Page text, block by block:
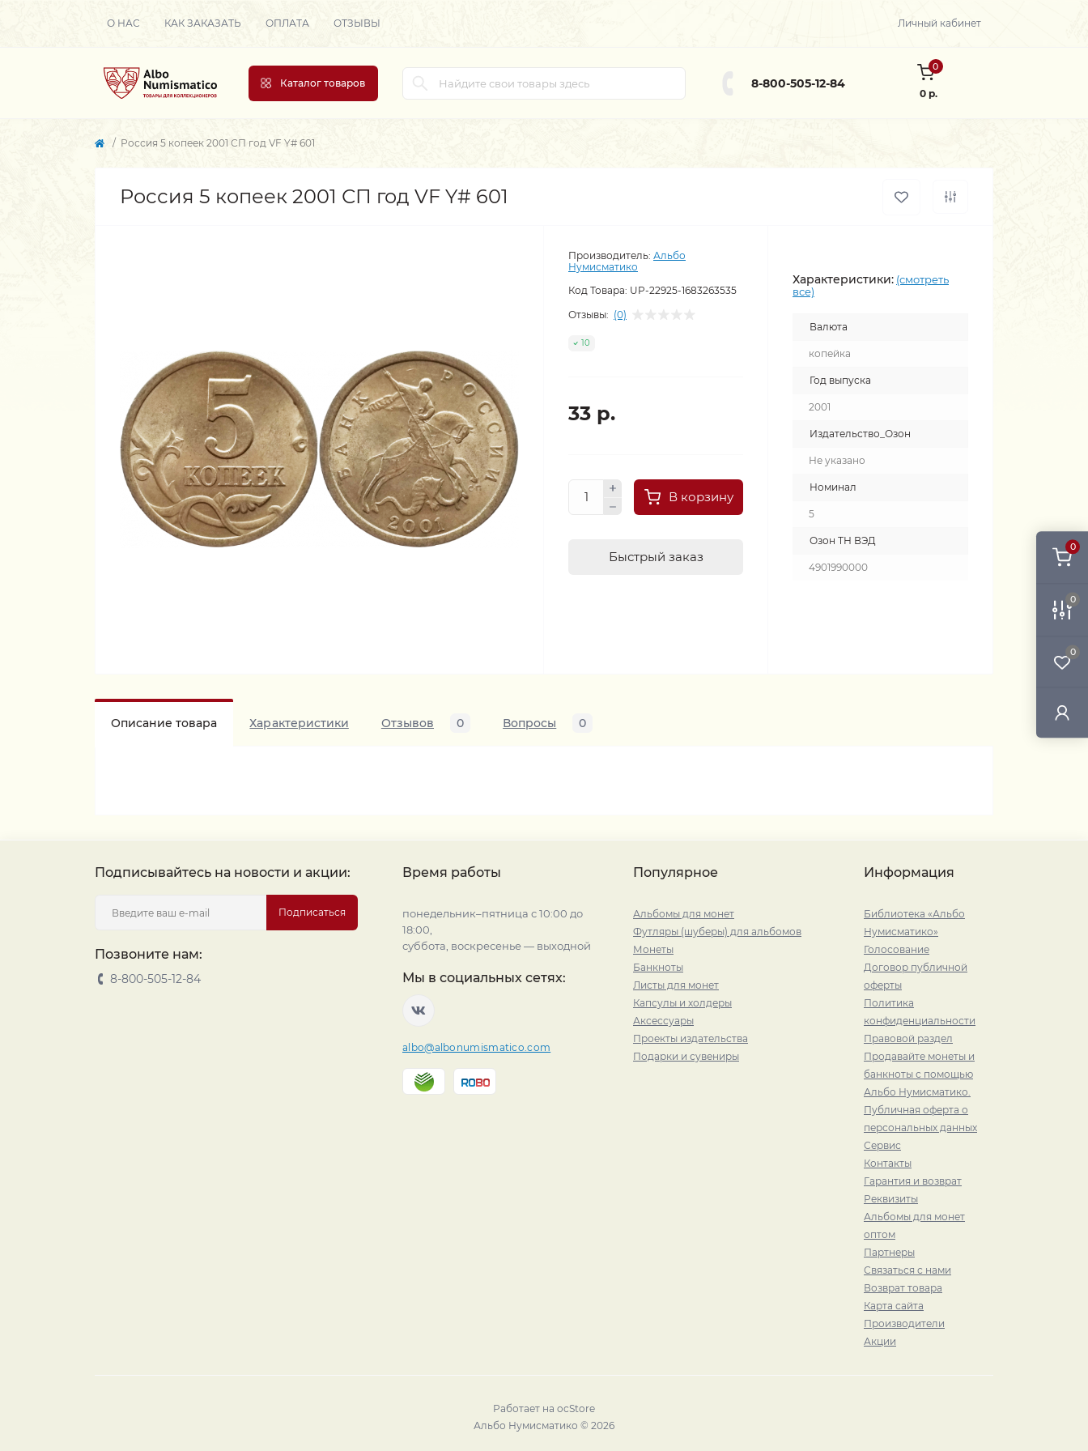
0
0
0
О НАС КАК ЗАКАЗАТЬ ОПЛАТА ОТЗЫВЫ Личный кабинет
Каталог товаров 8-800-505-12-84
0
0 р.
Россия 5 копеек 2001 СП год VF Y# 601
Россия 5 копеек 2001 СП год VF Y# 601
Производитель: Альбо
Нумисматико
Код Товара: UP-22925-1683263535
Отзывы: (0)
10
33 р.
В корзину
Быстрый заказ
Характеристики: (смотреть
все)
Валюта
копейка
Год выпуска
2001
Издательство_Озон
Не указано
Номинал
5
Озон ТН ВЭД
4901990000
Описание товара Характеристики Отзывов 0 Вопросы 0
Подписывайтесь на новости и акции:
Подписаться
Позвоните нам:
8-800-505-12-84
Время работы
понедельник–пятница с 10:00 до
18:00,
суббота, воскресенье — выходной
Мы в социальных сетях:
albo@albonumismatico.com
Популярное
Альбомы для монет
Футляры (шуберы) для альбомов
Монеты
Банкноты
Листы для монет
Капсулы и холдеры
Аксессуары
Проекты издательства
Подарки и сувениры
Информация
Библиотека «Альбо
Нумисматико»
Голосование
Договор публичной
оферты
Политика
конфиденциальности
Правовой раздел
Продавайте монеты и
банкноты с помощью
Альбо Нумисматико.
Публичная оферта о
персональных данных
Сервис
Контакты
Гарантия и возврат
Реквизиты
Альбомы для монет
оптом
Партнеры
Связаться с нами
Возврат товара
Карта сайта
Производители
Акции
Работает на ocStore
Альбо Нумисматико © 2026